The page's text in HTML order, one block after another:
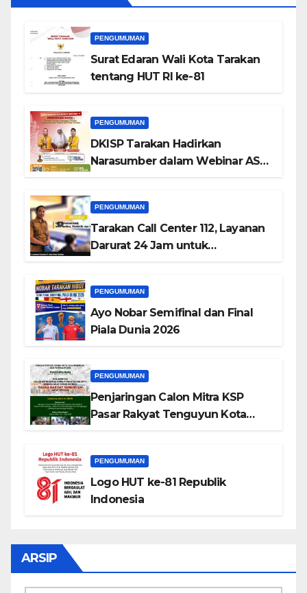
PENGUMUMAN
Surat Edaran Wali Kota Tarakan
tentang HUT RI ke-81
PENGUMUMAN
DKISP Tarakan Hadirkan
Narasumber dalam Webinar ASN
PENGUMUMAN
Tarakan Call Center 112, Layanan
Darurat 24 Jam untuk
PENGUMUMAN
Ayo Nobar Semifinal dan Final
Piala Dunia 2026
PENGUMUMAN
Penjaringan Calon Mitra KSP
Pasar Rakyat Tenguyun Kota
PENGUMUMAN
Logo HUT ke-81 Republik
Indonesia
ARSIP